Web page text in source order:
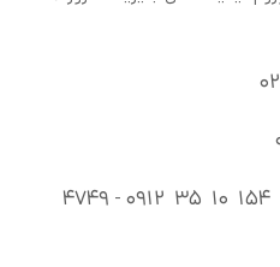
154 10 35